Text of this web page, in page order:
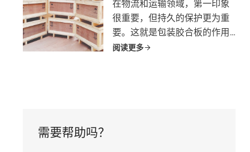
在物流和运输领域，第一印象
很重要，但持久的保护更为重
要。这就是包装胶合板的作用
所在。它是无名英雄，是默默
阅读更多
需要帮助吗？